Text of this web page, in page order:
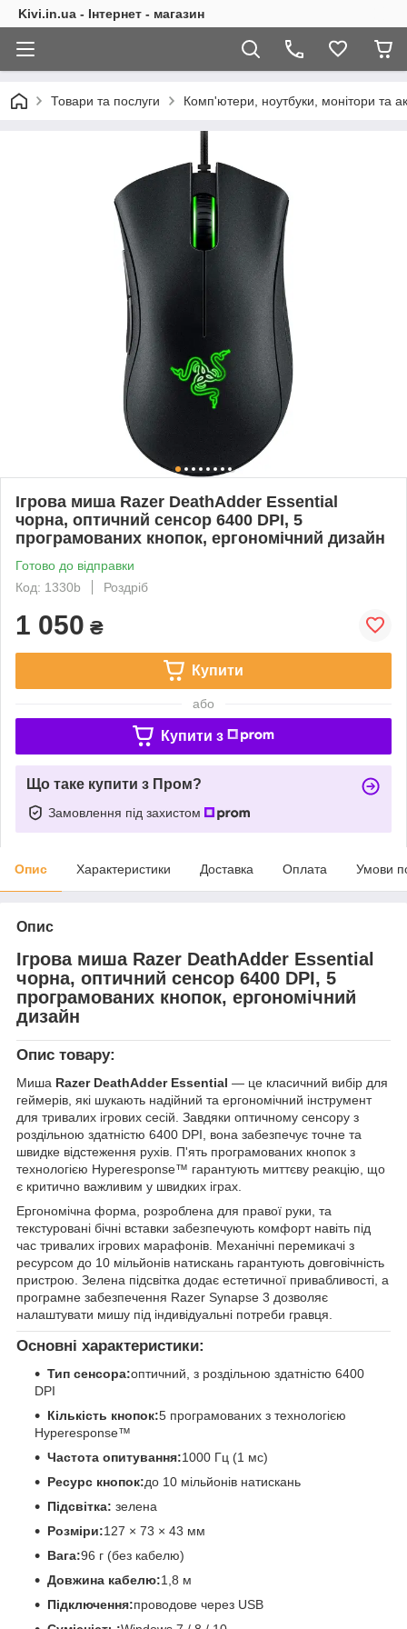
Kivi.in.ua - Інтернет - магазин
Товари та послуги Комп'ютери, ноутбуки, монітори та
Ігрова миша Razer DeathAdder Essential
чорна, оптичний сенсор 6400 DPI, 5
програмованих кнопок, ергономічний дизайн
Готово до відправки
Код: 1330b
Роздріб
1 050 ₴
Купити
або
Купити з
Що таке купити з Пром?
Замовлення під захистом
Опис Характеристики Доставка Оплата Умови
Опис
Ігрова миша Razer DeathAdder Essential
чорна, оптичний сенсор 6400 DPI, 5
програмованих кнопок, ергономічний
дизайн
Опис товару:
Миша Razer DeathAdder Essential — це класичний вибір для
геймерів, які шукають надійний та ергономічний інструмент
для тривалих ігрових сесій. Завдяки оптичному сенсору з
роздільною здатністю 6400 DPI, вона забезпечує точне та
швидке відстеження рухів. П'ять програмованих кнопок з
технологією Hyperesponse™ гарантують миттєву реакцію, що
є критично важливим у швидких іграх.
Ергономічна форма, розроблена для правої руки, та
текстуровані бічні вставки забезпечують комфорт навіть під
час тривалих ігрових марафонів. Механічні перемикачі з
ресурсом до 10 мільйонів натискань гарантують довговічність
пристрою. Зелена підсвітка додає естетичної привабливості, а
програмне забезпечення Razer Synapse 3 дозволяє
налаштувати мишу під індивідуальні потреби гравця.
Основні характеристики:
Тип сенсора:оптичний, з роздільною здатністю 6400
DPI
Кількість кнопок:5 програмованих з технологією
Hyperesponse™
Частота опитування:1000 Гц (1 мс)
Ресурс кнопок:до 10 мільйонів натискань
Підсвітка: зелена
Розміри:127 × 73 × 43 мм
Вага:96 г (без кабелю)
Довжина кабелю:1,8 м
Підключення:проводове через USB